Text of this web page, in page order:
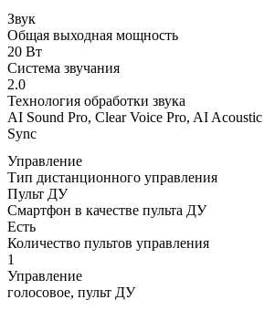
Звук
Общая выходная мощность
20 Вт
Система звучания
2.0
Технология обработки звука
AI Sound Pro, Clear Voice Pro, AI
Sync
Управление
Тип дистанционного управления
Пульт ДУ
Смартфон в качестве пульта ДУ
Есть
Количество пультов управления
1
Управление
голосовое, пульт ДУ